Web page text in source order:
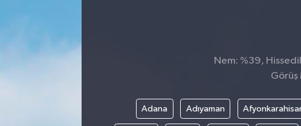
Nem: %39,
Görüş
Adana Adıyaman